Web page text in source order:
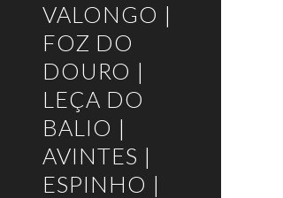
VALONGO |
FOZ DO
DOURO |
LEÇA DO
BALIO |
AVINTES |
ESPINHO |